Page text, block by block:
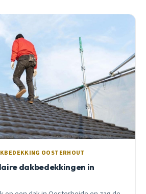
OOSTERHOUT
dakbedekkingen in